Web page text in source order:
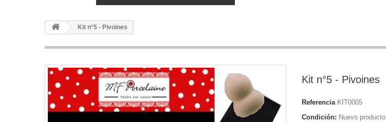
Kit n°5 - Pivoines
Kit n°5 - Pivoines
Referencia KIT0005
Condición: Nuevo producto